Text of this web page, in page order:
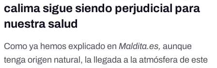
calima sigue siendo perjudicial para
nuestra salud
Como ya hemos explicado en Maldita.es, aunque
tenga origen natural, la llegada a la atmósfera de este